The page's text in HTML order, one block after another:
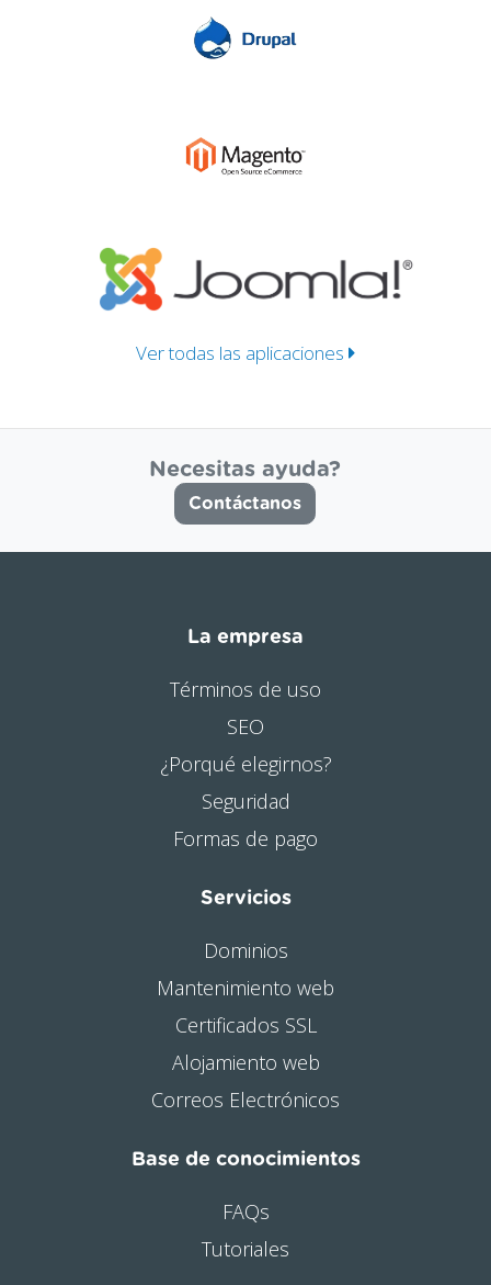
Ver todas las aplicaciones
Necesitas ayuda?
Contáctanos
La empresa
Términos de uso
SEO
¿Porqué elegirnos?
Seguridad
Formas de pago
Servicios
Dominios
Mantenimiento web
Certificados SSL
Alojamiento web
Correos Electrónicos
Base de conocimientos
FAQs
Tutoriales